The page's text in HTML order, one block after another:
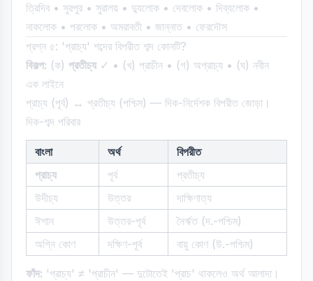
ত্রিদিব • সুরপুর • সুরালয় • দ্যুলোক • দেবলোক • দিব্যলোক •
নাকলোক • পরলোক • অমরাবতী • জান্নাত • ফেরদৌস
প্রশ্ন ৫: 'প্রাচ্য' শব্দের বিপরীত শব্দ কোনটি?
বিকল্প: (ক) প্রতীচ্য✓ • (খ) প্রাচীন • (গ) অপ্রাচ্য • (ঘ) নবীন
এক লাইনে
প্রাচ্য (পূর্ব) ↔ প্রতীচ্য (পশ্চিম) — দিক-নির্দেশক বিপরীত জোড়া।
দিক-শব্দ পরিবার
বাংলা অর্থ
বিপরীত
প্রাচ্য
পূর্ব
প্রতীচ্য
উদীচ্য
উত্তর
দাক্ষিণাত্য
ঈশান
উত্তর-পূর্ব
নৈর্ঋত (দ.-পশ্চিম)
অগ্নি কোণ
দক্ষিণ-পূর্ব বায়ু কোণ (উ.-পশ্চিম)
ফাঁদ: 'প্রাচ্য' ≠ 'প্রাচীন' — দুটোতেই 'প্রাচ' থাকলেও অর্থ আলাদা।